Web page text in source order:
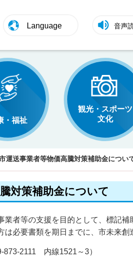
Language 音声
・福祉
観光・スポーツ
文化
運送事業者等物価高騰対策補助金につい
対策補助金について
者等の支援を目的として、標記補
必要書類を期日までに、市未来創
2111 内線1521～3）